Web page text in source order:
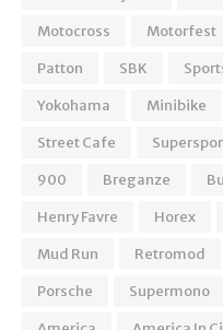
Motocross
Motorfest
Patton
SBK
Yokohama
Minibike
Street Cafe
900
Breganze
Henry Favre
Horex
Mud Run
Retromod
Porsche
Supermono